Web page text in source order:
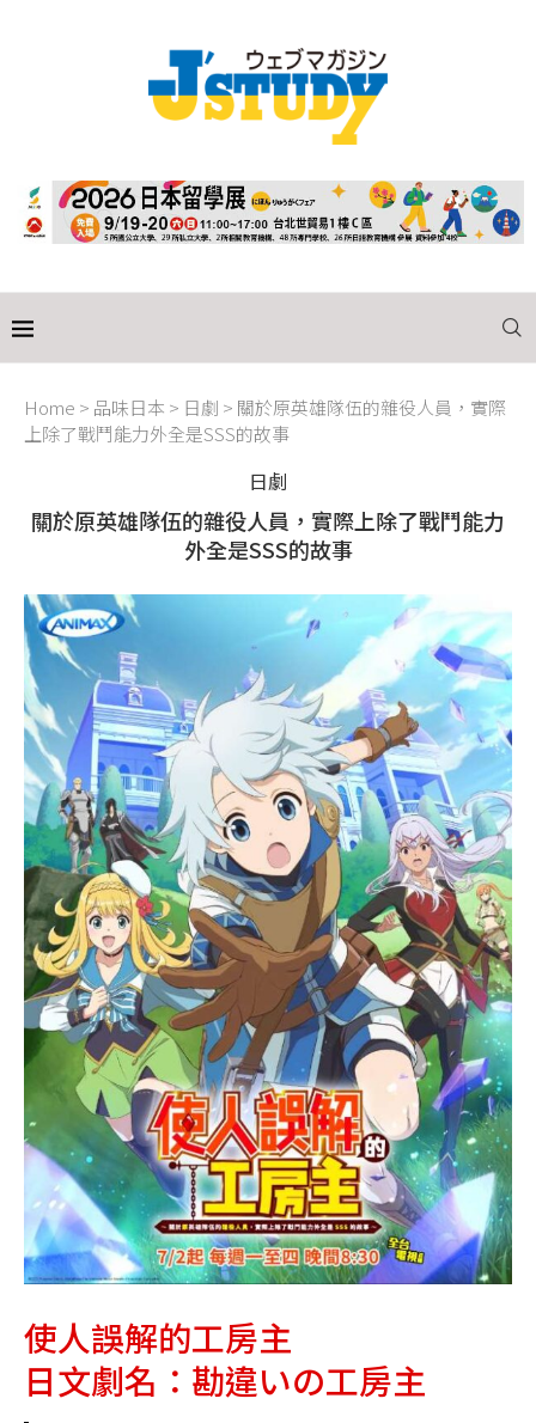
Home > 品味日本 > 日劇 > 關於原英雄隊伍的雜役人員，實際
上除了戰鬥能力外全是SSS的故事
日劇
關於原英雄隊伍的雜役人員，實際上除了戰鬥能力
外全是SSS的故事
使人誤解的工房主
日文劇名：勘違いの工房主